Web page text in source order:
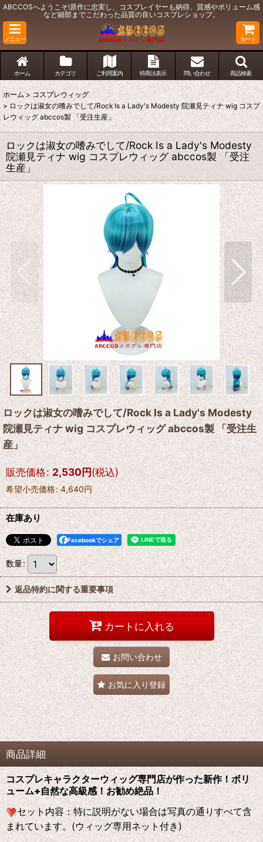
ABCCOSへようこそ!原作に忠実し、コスプレイヤーも納得、質感やボリューム感
など細部までこだわった品質の良いコスプレショップ。
メニュー カート
ホーム カテゴリ ご利用案内 特商法表示 問い合わせ 商品検索
ホーム > コスプレウィッグ
> ロックは淑女の嗜みでして/Rock Is a Lady's Modesty 院瀬見ティナ wig コスプ
レウィッグ abccos製 「受注生産」
ロックは淑女の嗜みでして/Rock Is a Lady's Modesty
院瀬見ティナ wig コスプレウィッグ abccos製 「受注
生産」
ロックは淑女の嗜みでして/Rock Is a Lady's Modesty
院瀬見ティナ wig コスプレウィッグ abccos製 「受注生
産」
販売価格: 2,530円(税込)
希望小売価格: 4,640円
在庫あり
Facebookでシェア
数量:
返品特約に関する重要事項
カートに入れる
お問い合わせ
お気に入り登録
商品詳細
コスプレキャラクターウィッグ専門店が作った新作！ボリ
ューム+自然な高級感！お勧め絶品！
セット内容：特に説明がない場合は写真の通りすべて含
まれています。(ウィッグ専用ネット付き)